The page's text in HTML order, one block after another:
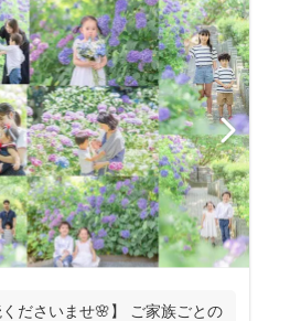
くださいませ🌸】 ご家族ごとの